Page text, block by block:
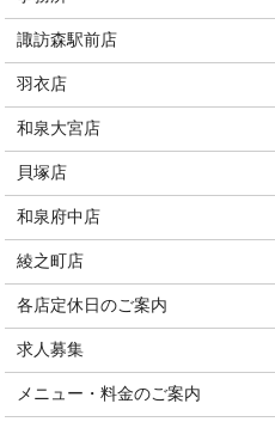
諏訪森駅前店
羽衣店
和泉大宮店
貝塚店
和泉府中店
綾之町店
各店定休日のご案内
求人募集
メニュー・料金のご案内